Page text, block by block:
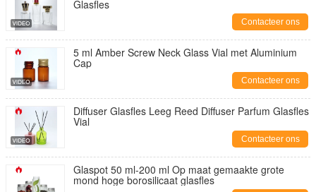
Glasfles
Contacteer ons
5 ml Amber Screw Neck Glass Vial met Aluminium
Cap
Contacteer ons
Diffuser Glasfles Leeg Reed Diffuser Parfum Glasfles
Vial
Contacteer ons
Glaspot 50 ml-200 ml Op maat gemaakte grote
mond hoge borosilicaat glasfles